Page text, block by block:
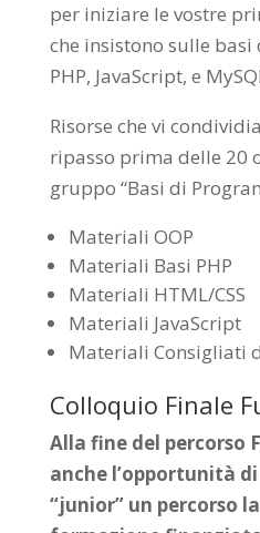
per iniziare le vostre
che insistono sulle
PHP, JavaScript, e
Risorse che vi
ripasso prima delle 20
gruppo “Basi di
Materiali OOP
Materiali Basi PHP
Materiali HTML/CSS
Materiali JavaScript
Materiali Consigliati
Colloquio Finale
Alla fine del percorso
anche l’opportunità
“junior” un percorso